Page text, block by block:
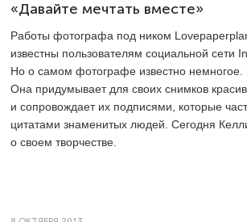
«Давайте мечтать вместе»
Работы фотографа под ником
известны пользователям социальной сети
Но о самом фотографе известно немногое.
Она придумывает для своих снимков
и сопровождает их подписями, которые
цитатами знаменитых людей. Сегодня
о своем творчестве.